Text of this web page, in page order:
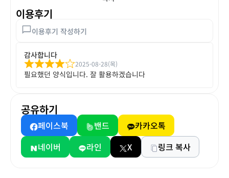
이용후기
이용후기 작성하기
감사합니다
2025-08-28(목)
필요했던 양식입니다. 잘 활용하겠습니다
공유하기
페이스북 밴드
카카오톡
네이버
라인 X 링크 복사